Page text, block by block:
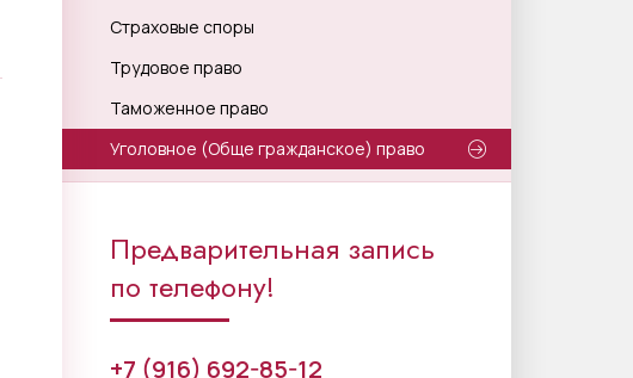
Страховые споры
Трудовое право
Таможенное право
Уголовное (Обще гражданское) право
Предварительная запись
по телефону!
+7 (916) 692-85-12